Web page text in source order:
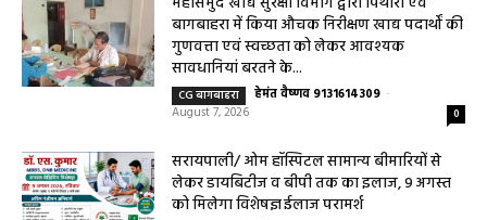
बागबाहरा में किया औचक निरीक्षण खाद्य पदार्थों की
गुणवत्ता एवं स्वच्छता को लेकर आवश्यक
सावधानियां बरतने के...
CG बागबाहरा हेमंत वैष्णव 9131614309 -
August 7, 2026
0
सरायपाली/ ओम हॉस्पिटल सामान्य बीमारियों से
लेकर डायबिटीज व बीपी तक का इलाज, 9 अगस्त
को मिलेगा विशेषज्ञ ईलाज परामर्श